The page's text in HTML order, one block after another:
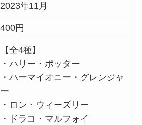
2023年11月
400円
【全4種】
・ハリー・ポッター
・ハーマイオニー・グレンジャ
ー
・ロン・ウィーズリー
・ドラコ・マルフォイ